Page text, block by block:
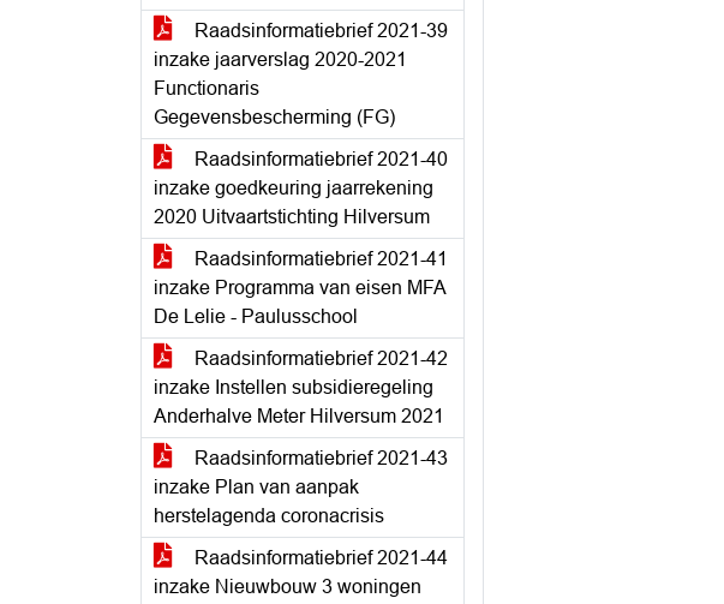
Raadsinformatiebrief 2021-39
inzake jaarverslag 2020-2021
Functionaris
Gegevensbescherming (FG)
Raadsinformatiebrief 2021-40
inzake goedkeuring jaarrekening
2020 Uitvaartstichting Hilversum
Raadsinformatiebrief 2021-41
inzake Programma van eisen MFA
De Lelie - Paulusschool
Raadsinformatiebrief 2021-42
inzake Instellen subsidieregeling
Anderhalve Meter Hilversum 2021
Raadsinformatiebrief 2021-43
inzake Plan van aanpak
herstelagenda coronacrisis
Raadsinformatiebrief 2021-44
inzake Nieuwbouw 3 woningen